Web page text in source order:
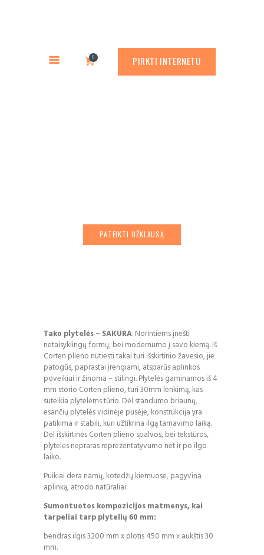
0 PIRKTI INTERNETU
Rusty.lt
PREKYBA CORTEN PLIENU
GAMINIAI
RŪDINIMO PRIEMONĖS
PATEIKTI UŽKLAUSĄ
Tako plytelės– SAKURA. Norintiems įnešti
netaisyklingų formų, bei modernumo į savo kiemą. Iš
Corten plieno nutiesti takai turi išskirtinio žavesio, jie
patogūs, paprastai įrengiami, atsparūs aplinkos
poveikiui ir žinoma – stilingi. Plytelės gaminamos iš 4
mm storio Corten plieno, turi 30mm lenkimą, kas
suteikia plytelėms tūrio. Dėl standumo briaunų,
esančių plytelės vidinėje pusėje, konstrukcija yra
patikima ir stabili, kuri užtikrina ilgą tarnavimo laiką.
Dėl išskirtinės Corten plieno spalvos, bei tekstūros,
plytelės nepraras reprezentatyvumo net ir po ilgo
laiko.
Puikiai dera namų, kotedžų kiemuose, pagyvina
aplinką, atrodo natūraliai.
Sumontuotos kompozicijos matmenys, kai
tarpeliai tarp plytelių 60 mm:
bendras ilgis 3200 mm x plotis 450 mm x aukštis 30
mm.